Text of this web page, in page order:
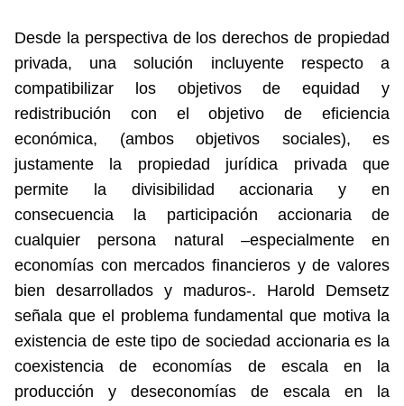
Desde la perspectiva de los derechos de propiedad
privada, una solución incluyente respecto a
compatibilizar los objetivos de equidad y
redistribución con el objetivo de eficiencia
económica, (ambos objetivos sociales), es
justamente la propiedad jurídica privada que
permite la divisibilidad accionaria y en
consecuencia la participación accionaria de
cualquier persona natural –especialmente en
economías con mercados financieros y de valores
bien desarrollados y maduros-. Harold Demsetz
señala que el problema fundamental que motiva la
existencia de este tipo de sociedad accionaria es la
coexistencia de economías de escala en la
producción y deseconomías de escala en la